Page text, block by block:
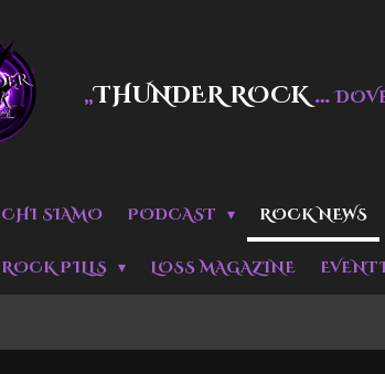
„THUNDER ROCK…
CHI SIAMO PODCAST ROCK NEWS
ROCK PILLS LOSS MAGAZINE